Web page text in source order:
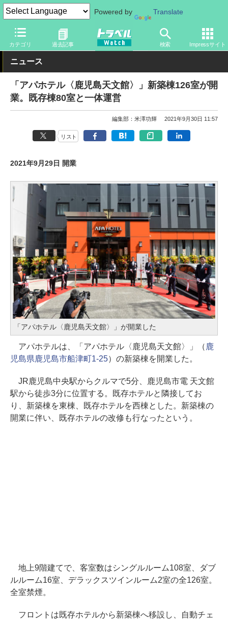
Powered by Translate
カテゴリ 過去記事 検索 Impressサイト
トラベル Watch 地域 国内旅行 九州
ニュース
「アパホテル〈鹿児島天文館〉」新築棟126室が開
業。既存棟80室と一体運営
編集部：米澤功輝 2021年9月30日 11:57
リスト
2021年9月29日 開業
「アパホテル〈鹿児島天文館〉」が開業した
アパホテルは、「アパホテル〈鹿児島天文館〉」（ 鹿
児島県鹿児島市船津町1-25）の新築棟を開業した。
JR鹿児島中央駅からクルマで5分、鹿児島市電 天文館
駅から徒歩3分に位置する。既存ホテルと隣接してお
り、新築棟を東棟、既存ホテルを西棟とした。新築棟の
開業に伴い、既存ホテルの改修も行なったという。
地上9階建てで、客室数はシングルルーム108室、ダブ
ルルーム16室、デラックスツインルーム2室の全126室。
全室禁煙。
フロントは既存ホテルから新築棟へ移設し、自動チェ